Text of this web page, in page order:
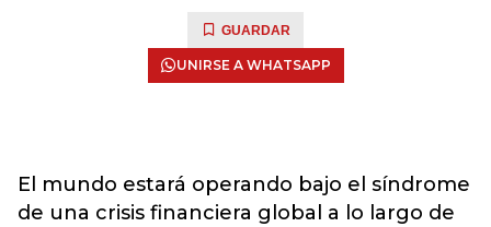
GUARDAR
UNIRSE A WHATSAPP
El mundo estará operando bajo el síndrome
de una crisis financiera global a lo largo de